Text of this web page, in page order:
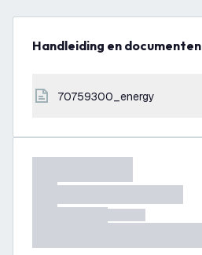
Handleiding en documenten
70759300_energy